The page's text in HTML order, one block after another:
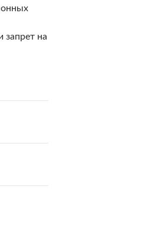
запрет на